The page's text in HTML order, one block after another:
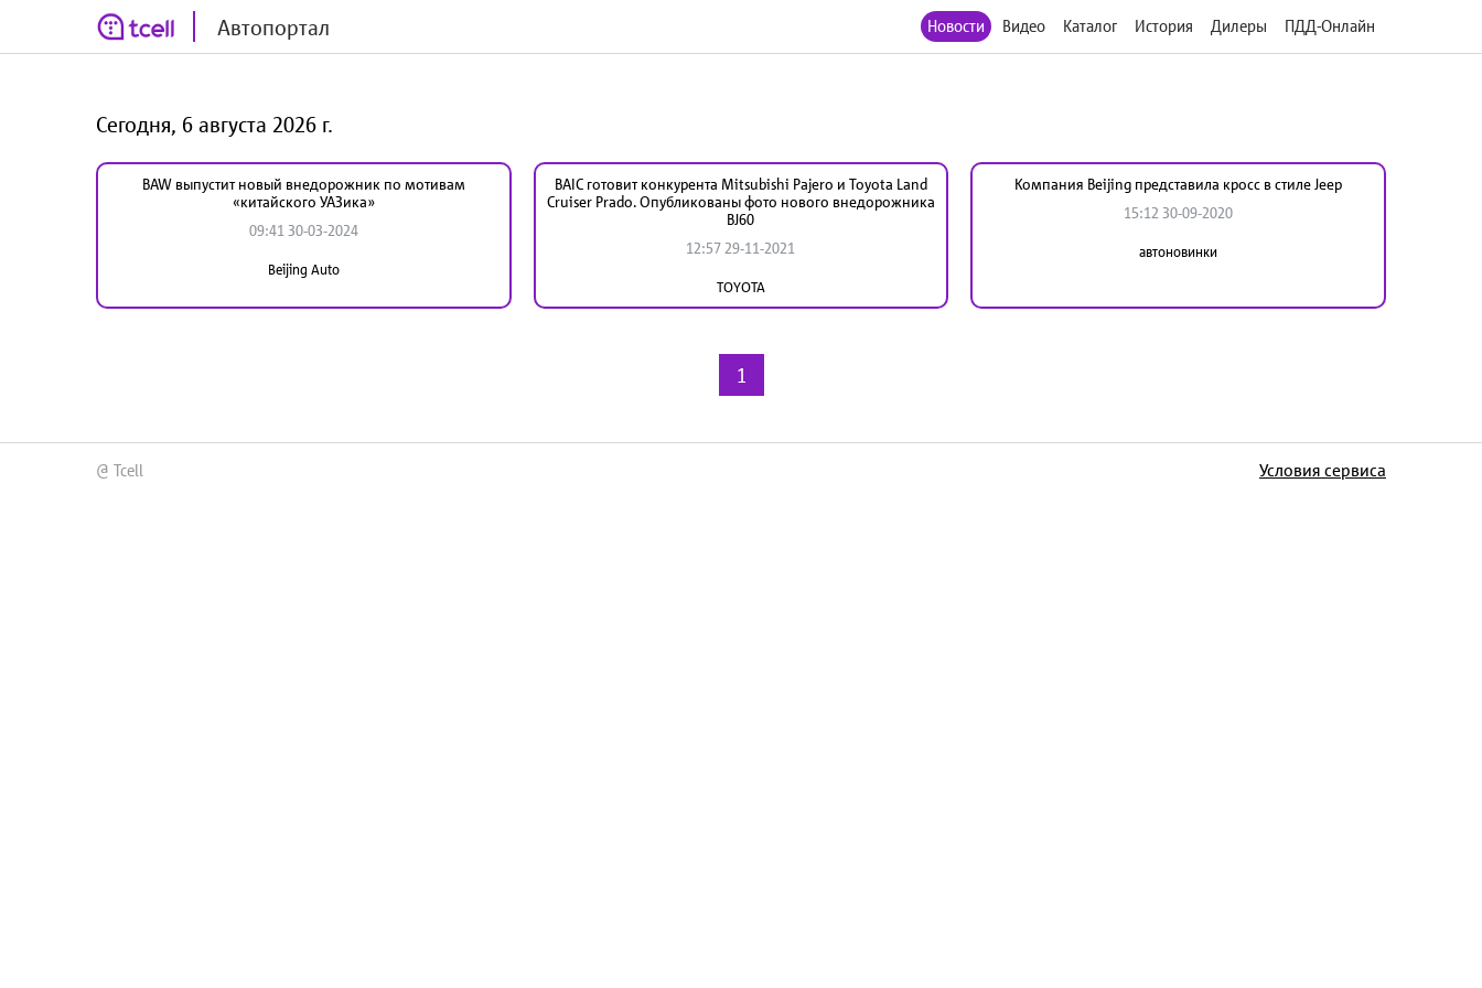
Автопортал Новости Видео Каталог История Дилеры ПДД-Онлайн
Сегодня, 6 августа 2026 г.
BAW выпустит новый внедорожник по мотивам
«китайского УАЗика»
09:41 30-03-2024
Beijing Auto
BAIC готовит конкурента Mitsubishi Pajero и Toyota Land
Cruiser Prado. Опубликованы фото нового внедорожника
BJ60
12:57 29-11-2021
TOYOTA
Компания Beijing представила кросс в стиле Jeep
15:12 30-09-2020
автоновинки
1
@ Tcell Условия сервиса